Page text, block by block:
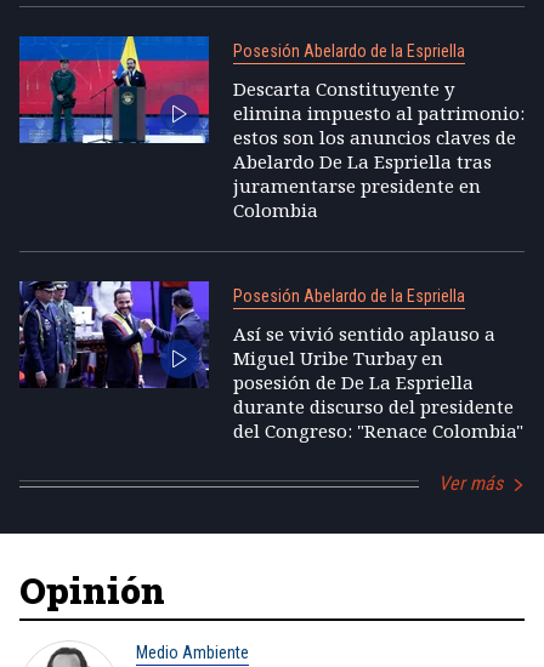
Posesión Abelardo de la Espriella
Descarta Constituyente y
elimina impuesto al patrimonio:
estos son los anuncios claves de
Abelardo De La Espriella tras
juramentarse presidente en
Colombia
Posesión Abelardo de la Espriella
Así se vivió sentido aplauso a
Miguel Uribe Turbay en
posesión de De La Espriella
durante discurso del presidente
del Congreso: "Renace Colombia"
Ver más
Opinión
Medio Ambiente